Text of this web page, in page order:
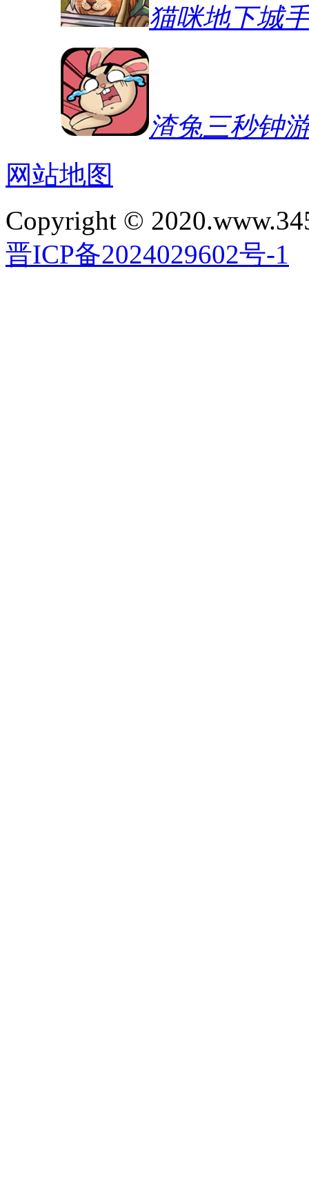
猫咪地下城
渣兔三秒钟
网站地图
Copyright ©
晋ICP备2024029602号-1